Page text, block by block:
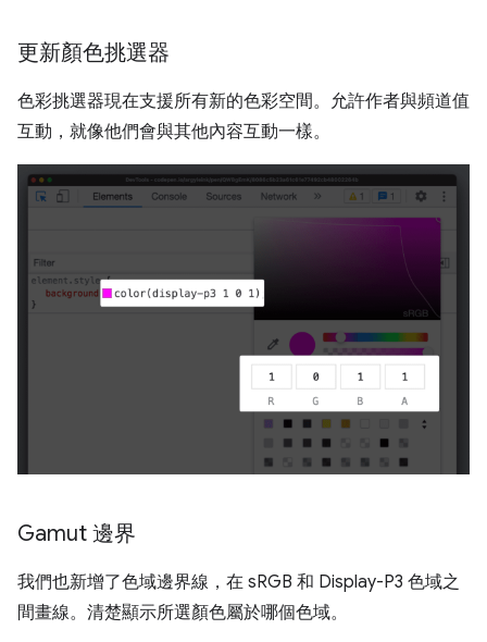
更新顏色挑選器
色彩挑選器現在支援所有新的色彩空間。允許作者與頻道值
互動，就像他們會與其他內容互動一樣。
Gamut 邊界
我們也新增了色域邊界線，在 sRGB 和 Display-P3 色域之
間畫線。清楚顯示所選顏色屬於哪個色域。